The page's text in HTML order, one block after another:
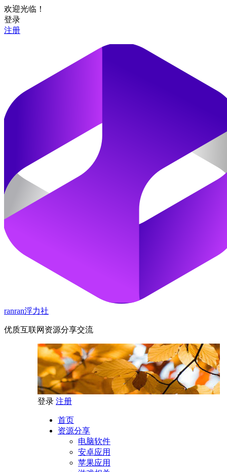
欢迎光临！
登录
注册
ranran浮力社
优质互联网资源分享交流
登录 注册
首页
资源分享
电脑软件
安卓应用
苹果应用